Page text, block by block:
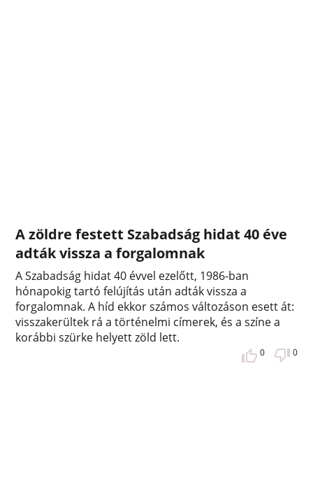
A zöldre festett Szabadság hidat 40 éve
adták vissza a forgalomnak
A Szabadság hidat 40 évvel ezelőtt, 1986-ban
hónapokig tartó felújítás után adták vissza a
forgalomnak. A híd ekkor számos változáson esett át:
visszakerültek rá a történelmi címerek, és a színe a
korábbi szürke helyett zöld lett.
0 0